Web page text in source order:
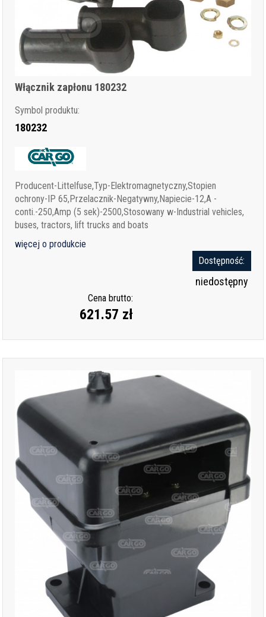
Włącznik zapłonu 180232
Symbol produktu:
180232
Producent-Littelfuse,Typ-Elektromagnetyczny,Stopien
ochrony-IP 65,Przelacznik-Negatywny,Napiecie-12,A -
conti.-250,Amp (5 sek)-2500,Stosowany w-Industrial vehicles,
buses, tractors, lift trucks and boats
więcej o produkcie
Dostępność:
niedostępny
Cena brutto:
621.57 zł